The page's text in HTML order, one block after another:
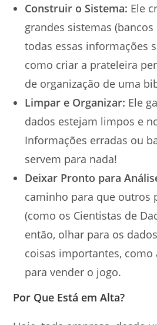
Construir o Sistema: Ele
grandes sistemas
todas essas informações
como criar a prateleira
de organização de uma
Limpar e Organizar: Ele
dados estejam limpos e
Informações erradas ou
servem para nada!
Deixar Pronto para
caminho para que outros
(como os Cientistas de
então, olhar para os
coisas importantes, como
para vender o jogo.
Por Que Está em Alta?